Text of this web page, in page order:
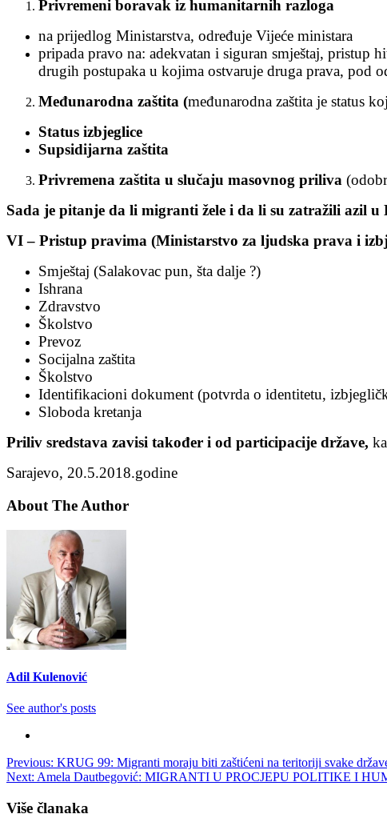
Privremeni boravak iz humanitarnih razloga
na prijedlog Ministarstva, određuje Vijeće ministara
pripada pravo na: adekvatan i siguran smještaj,
drugih postupaka u kojima ostvaruje druga prava, pod
Međunarodna zaštita (međunarodna zaštita je status
Status izbjeglice
Supsidijarna zaštita
Privremena zaštita u slučaju masovnog priliva
Sada je pitanje da li migranti žele i da li su zatražili azil u
VI – Pristup pravima (Ministarstvo za ljudska prava i
Smještaj (Salakovac pun, šta dalje ?)
Ishrana
Zdravstvo
Školstvo
Prevoz
Socijalna zaštita
Školstvo
Identifikacioni dokument (potvrda o identitetu,
Sloboda kretanja
Priliv sredstava zavisi također i od participacije države,
Sarajevo, 20.5.2018.godine
About The Author
Adil Kulenović
See author's posts
Post
navigation
Previous: KRUG 99: Migranti moraju biti zaštićeni na teritoriji svake
Next: Amela Dautbegović: MIGRANTI U PROCJEPU POLITIKE I
Više članaka